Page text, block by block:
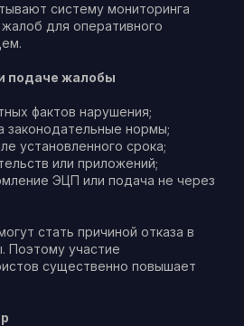
систему мониторинга
для оперативного
подаче жалобы
фактов нарушения;
законодательные нормы;
установленного срока;
или приложений;
ЭЦП или подача не через
стать причиной отказа в
Поэтому участие
существенно повышает